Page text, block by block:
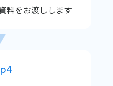
料をお渡しします